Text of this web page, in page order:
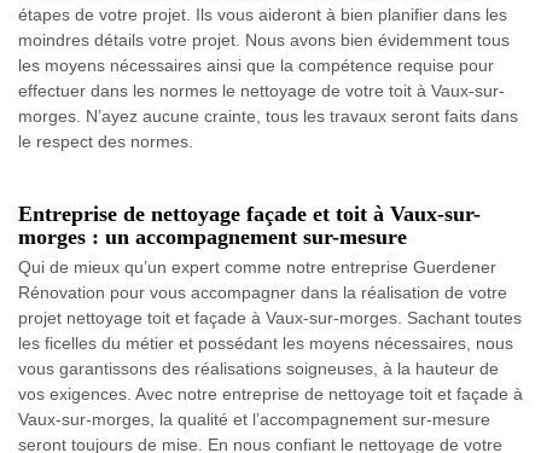
étapes de votre projet. Ils vous aideront à bien planifier dans les
moindres détails votre projet. Nous avons bien évidemment tous
les moyens nécessaires ainsi que la compétence requise pour
effectuer dans les normes le nettoyage de votre toit à Vaux-sur-
morges. N’ayez aucune crainte, tous les travaux seront faits dans
le respect des normes.
Entreprise de nettoyage façade et toit à Vaux-sur-
morges : un accompagnement sur-mesure
Qui de mieux qu’un expert comme notre entreprise Guerdener
Rénovation pour vous accompagner dans la réalisation de votre
projet nettoyage toit et façade à Vaux-sur-morges. Sachant toutes
les ficelles du métier et possédant les moyens nécessaires, nous
vous garantissons des réalisations soigneuses, à la hauteur de
vos exigences. Avec notre entreprise de nettoyage toit et façade à
Vaux-sur-morges, la qualité et l’accompagnement sur-mesure
seront toujours de mise. En nous confiant le nettoyage de votre